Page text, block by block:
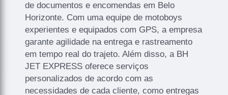
de documentos e encomendas em Belo
Horizonte. Com uma equipe de motoboys
experientes e equipados com GPS, a empresa
garante agilidade na entrega e rastreamento
em tempo real do trajeto. Além disso, a BH
JET EXPRESS oferece serviços
personalizados de acordo com as
necessidades de cada cliente, como entregas